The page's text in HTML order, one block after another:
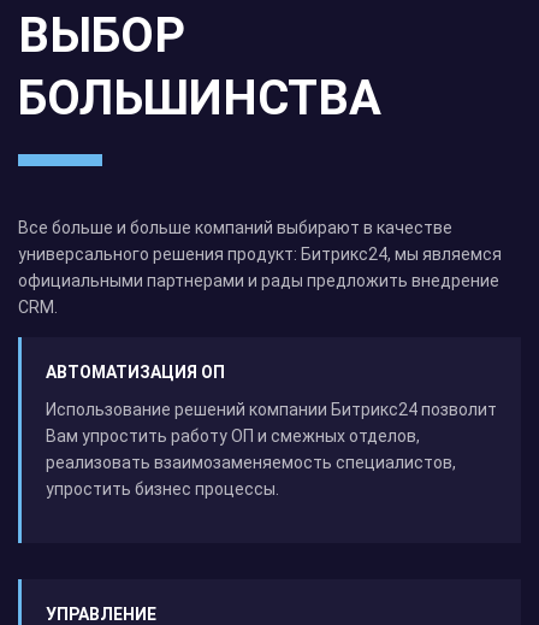
ВЫБОР
БОЛЬШИНСТВА
Все больше и больше компаний выбирают в качестве
универсального решения продукт: Битрикс24, мы являемся
официальными партнерами и рады предложить внедрение
CRM.
АВТОМАТИЗАЦИЯ ОП
Использование решений компании Битрикс24 позволит
Вам упростить работу ОП и смежных отделов,
реализовать взаимозаменяемость специалистов,
упростить бизнес процессы.
УПРАВЛЕНИЕ